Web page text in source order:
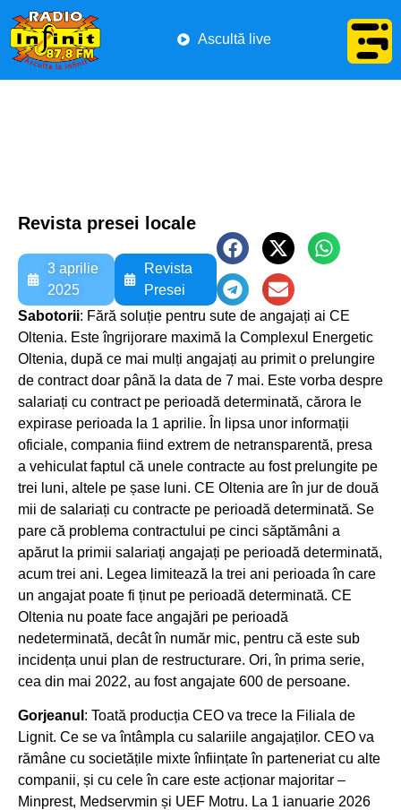
Ascultă live
Revista presei locale
3 aprilie
2025
Revista
Presei
Sabotorii: Fără soluție pentru sute de angajați ai CE
Oltenia. Este îngrijorare maximă la Complexul Energetic
Oltenia, după ce mai mulți angajați au primit o prelungire
de contract doar până la data de 7 mai. Este vorba despre
salariați cu contract pe perioadă determinată, cărora le
expirase perioada la 1 aprilie. În lipsa unor informații
oficiale, compania fiind extrem de netransparentă, presa
a vehiculat faptul că unele contracte au fost prelungite pe
trei luni, altele pe șase luni. CE Oltenia are în jur de două
mii de salariați cu contracte pe perioadă determinată. Se
pare că problema contractului pe cinci săptămâni a
apărut la primii salariați angajați pe perioadă determinată,
acum trei ani. Legea limitează la trei ani perioada în care
un angajat poate fi ținut pe perioadă determinată. CE
Oltenia nu poate face angajări pe perioadă
nedeterminată, decât în număr mic, pentru că este sub
incidența unui plan de restructurare. Ori, în prima serie,
cea din mai 2022, au fost angajate 600 de persoane.
Gorjeanul : Toată producția CEO va trece la Filiala de
Lignit. Ce se va întâmpla cu salariile angajaților. CEO va
rămâne cu societățile mixte înființate în parteneriat cu alte
companii, și cu cele în care este acționar majoritar –
Minprest, Medservmin și UEF Motru. La 1 ianuarie 2026